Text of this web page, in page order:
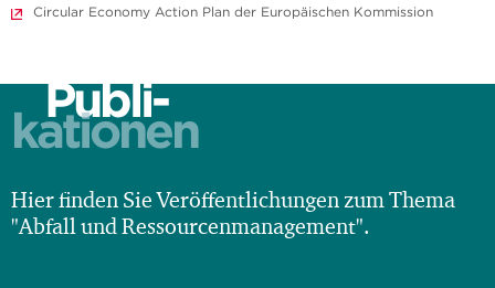
Circular Economy Action Plan der Europäischen Kommission
Publi-
kationen
Hier finden Sie Veröffentlichungen zum Thema
"Abfall und Ressourcenmanagement".